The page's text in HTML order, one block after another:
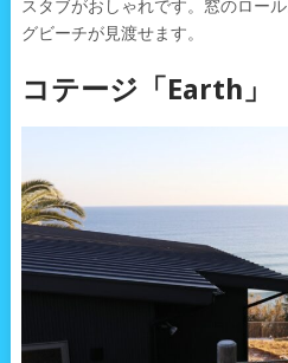
スタブがおしゃれです。窓のロー
グビーチが見渡せます。
コテージ「Earth」